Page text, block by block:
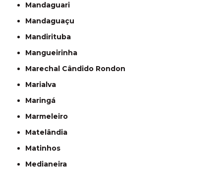
Mandaguari
Mandaguaçu
Mandirituba
Mangueirinha
Marechal Cândido Rondon
Marialva
Maringá
Marmeleiro
Matelândia
Matinhos
Medianeira